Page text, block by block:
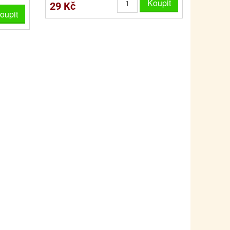
SKLENĚNÉ DÓZY A LAHVE
PRO FANOUŠKY ŠMOULŮ - THE SMURFS
29 Kč Koupit